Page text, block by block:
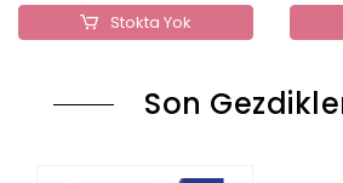
Stokta Yok
Son